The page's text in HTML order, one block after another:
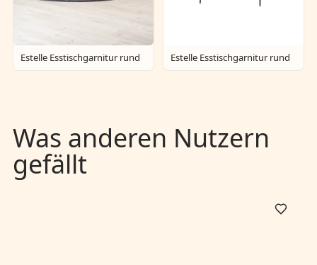
Estelle Esstischgarnitur rund Estelle Esstischgarnitur rund
Was anderen Nutzern
gefällt